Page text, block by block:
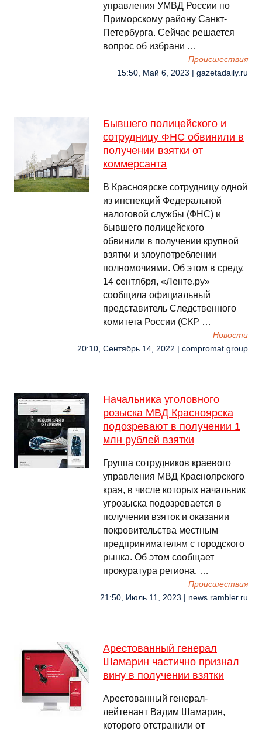
управления УМВД России по
Приморскому району Санкт-
Петербурга. Сейчас решается
вопрос об избрани …
Происшествия
15:50, Май 6, 2023 | gazetadaily.ru
Бывшего полицейского и
сотрудницу ФНС обвинили в
получении взятки от
коммерсанта
В Красноярске сотрудницу одной
из инспекций Федеральной
налоговой службы (ФНС) и
бывшего полицейского
обвинили в получении крупной
взятки и злоупотреблении
полномочиями. Об этом в среду,
14 сентября, «Ленте.ру»
сообщила официальный
представитель Следственного
комитета России (СКР …
Новости
20:10, Сентябрь 14, 2022 | compromat.group
Начальника уголовного
розыска МВД Красноярска
подозревают в получении 1
млн рублей взятки
Группа сотрудников краевого
управления МВД Красноярского
края, в числе которых начальник
угрозыска подозревается в
получении взяток и оказании
покровительства местным
предпринимателям с городского
рынка. Об этом сообщает
прокуратура региона. …
Происшествия
21:50, Июль 11, 2023 | news.rambler.ru
Арестованный генерал
Шамарин частично признал
вину в получении взятки
Арестованный генерал-
лейтенант Вадим Шамарин,
которого отстранили от